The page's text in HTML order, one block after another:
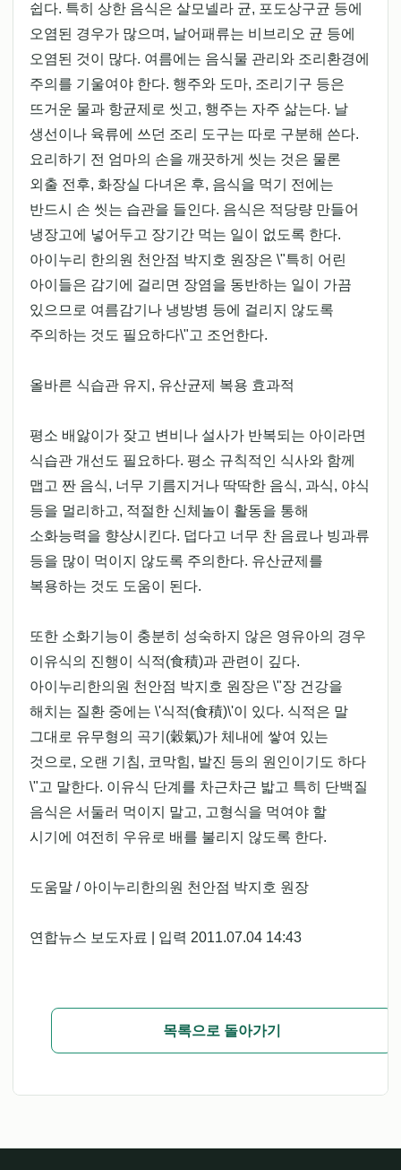
쉽다. 특히 상한 음식은 살모넬라 균, 포도상구균 등에
오염된 경우가 많으며, 날어패류는 비브리오 균 등에
오염된 것이 많다. 여름에는 음식물 관리와 조리환경에
주의를 기울여야 한다. 행주와 도마, 조리기구 등은
뜨거운 물과 항균제로 씻고, 행주는 자주 삶는다. 날
생선이나 육류에 쓰던 조리 도구는 따로 구분해 쓴다.
요리하기 전 엄마의 손을 깨끗하게 씻는 것은 물론
외출 전후, 화장실 다녀온 후, 음식을 먹기 전에는
반드시 손 씻는 습관을 들인다. 음식은 적당량 만들어
냉장고에 넣어두고 장기간 먹는 일이 없도록 한다.
아이누리 한의원 천안점 박지호 원장은 \"특히 어린
아이들은 감기에 걸리면 장염을 동반하는 일이 가끔
있으므로 여름감기나 냉방병 등에 걸리지 않도록
주의하는 것도 필요하다\"고 조언한다.
올바른 식습관 유지, 유산균제 복용 효과적
평소 배앓이가 잦고 변비나 설사가 반복되는 아이라면
식습관 개선도 필요하다. 평소 규칙적인 식사와 함께
맵고 짠 음식, 너무 기름지거나 딱딱한 음식, 과식, 야식
등을 멀리하고, 적절한 신체놀이 활동을 통해
소화능력을 향상시킨다. 덥다고 너무 찬 음료나 빙과류
등을 많이 먹이지 않도록 주의한다. 유산균제를
복용하는 것도 도움이 된다.
또한 소화기능이 충분히 성숙하지 않은 영유아의 경우
이유식의 진행이 식적(食積)과 관련이 깊다.
아이누리한의원 천안점 박지호 원장은 \"장 건강을
해치는 질환 중에는 \'식적(食積)\'이 있다. 식적은 말
그대로 유무형의 곡기(穀氣)가 체내에 쌓여 있는
것으로, 오랜 기침, 코막힘, 발진 등의 원인이기도 하다
\"고 말한다. 이유식 단계를 차근차근 밟고 특히 단백질
음식은 서둘러 먹이지 말고, 고형식을 먹여야 할
시기에 여전히 우유로 배를 불리지 않도록 한다.
도움말 / 아이누리한의원 천안점 박지호 원장
연합뉴스 보도자료 | 입력 2011.07.04 14:43
목록으로 돌아가기